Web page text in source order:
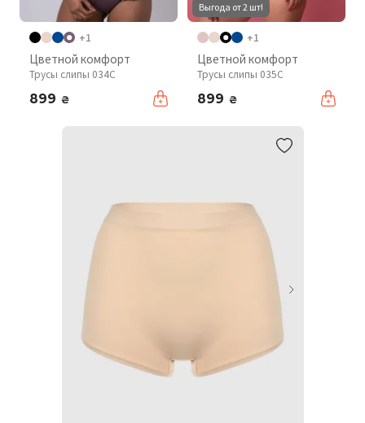
+1
Цветной комфорт
Трусы слипы 034C
899 ₴
Выгода от 2 шт!
+1
Цветной комфорт
Трусы слипы 035C
899 ₴